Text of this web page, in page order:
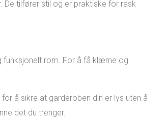
De tilfører stil og er praktiske for rask
funksjonelt rom. For å få klærne og
.
å sikre at garderoben din er lys uten å
det du trenger.